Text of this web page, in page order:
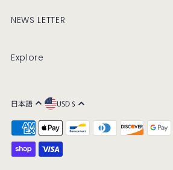
NEWS LETTER
Explore
日本語 USD $